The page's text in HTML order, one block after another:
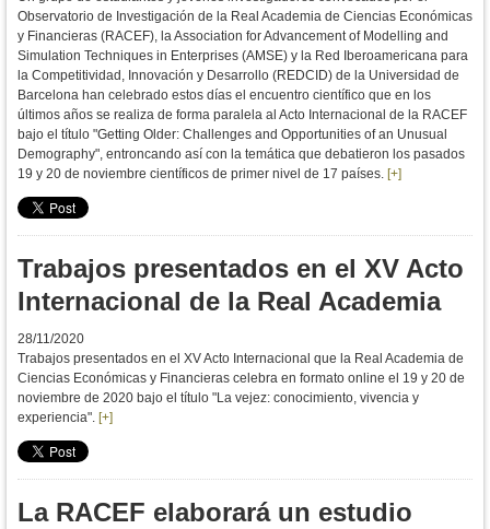
Observatorio de Investigación de la Real Academia de Ciencias Económicas
y Financieras (RACEF), la Association for Advancement of Modelling and
Simulation Techniques in Enterprises (AMSE) y la Red Iberoamericana para
la Competitividad, Innovación y Desarrollo (REDCID) de la Universidad de
Barcelona han celebrado estos días el encuentro científico que en los
últimos años se realiza de forma paralela al Acto Internacional de la RACEF
bajo el título "Getting Older: Challenges and Opportunities of an Unusual
Demography", entroncando así con la temática que debatieron los pasados
19 y 20 de noviembre científicos de primer nivel de 17 países. [+]
Trabajos presentados en el XV Acto
Internacional de la Real Academia
28/11/2020
Trabajos presentados en el XV Acto Internacional que la Real Academia de
Ciencias Económicas y Financieras celebra en formato online el 19 y 20 de
noviembre de 2020 bajo el título "La vejez: conocimiento, vivencia y
experiencia". [+]
La RACEF elaborará un estudio